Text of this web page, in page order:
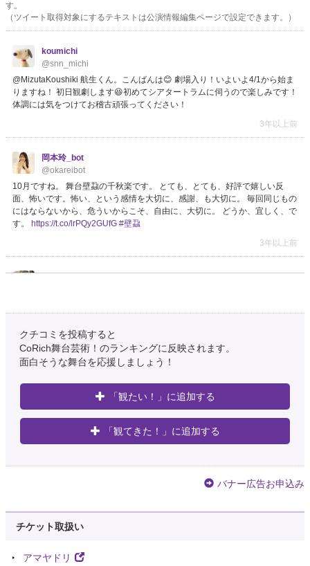
す。
（ツイート取得対象にするテキストは公演情報編集ページで設定できます。）
koumichi
@snn_michi
@MizutaKoushiki 航生くん。こんばんは😊 劇場入り！いよいよ4/1から始ま
りますね！ 初日観劇します😆初めてシアタートラムに伺うので楽しみです！
体調には気をつけてお稽古頑張ってください！
3年以上前
岡本玲_bot
@okareibot
10月ですね。 舞台壁蝨の千秋楽です。 とても、とても、好評で嬉しい反
面、怖いです。怖い、という感情を大切に、感謝、も大切に。 毎回同じもの
にはならないから、危ういからこそ、自由に、大切に。 どうか、宜しく、で
す。
https://t.co/lrPQy2GUfG #壁蝨
3年以上前
場、どんなところかな…楽しみです！！ 引き続きお稽古頑張ってくださいね
@rico_non712
@MizutaKoushiki いよいよ劇場入りですね。 シアタートラムの雰囲気も大
好きなので、 公演楽しみにしています😊
クチコミを投稿すると
CoRich舞台芸術！のランキングに反映されます。
面白そうな舞台を応援しましょう！
「観たい！」に追加する
「観てきた！」に追加する
バナー広告お申込み
チケット取扱い
アマヤドリ